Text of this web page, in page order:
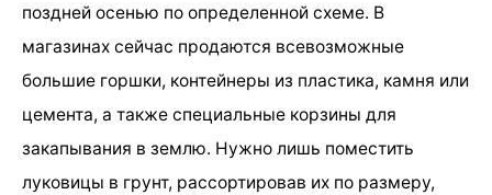
поздней осенью по определенной схеме. В
магазинах сейчас продаются всевозможные
большие горшки, контейнеры из пластика, камня или
цемента, а также специальные корзины для
закапывания в землю. Нужно лишь поместить
луковицы в грунт, рассортировав их по размеру,